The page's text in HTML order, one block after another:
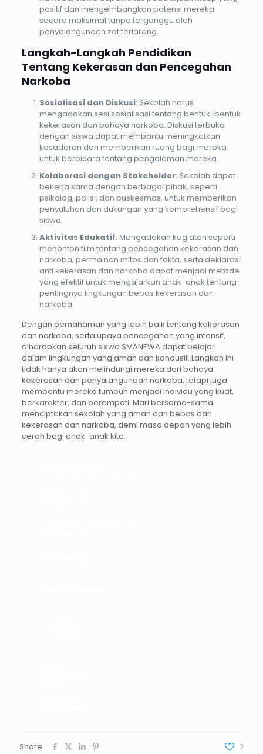
positif dan mengembangkan potensi mereka
secara maksimal tanpa terganggu oleh
penyalahgunaan zat terlarang.
Langkah-Langkah Pendidikan
Tentang Kekerasan dan Pencegahan
Narkoba
Sosialisasi dan Diskusi: Sekolah harus
mengadakan sesi sosialisasi tentang bentuk-bentuk
kekerasan dan bahaya narkoba. Diskusi terbuka
dengan siswa dapat membantu meningkatkan
kesadaran dan memberikan ruang bagi mereka
untuk berbicara tentang pengalaman mereka.
Kolaborasi dengan Stakeholder: Sekolah dapat
bekerja sama dengan berbagai pihak, seperti
psikolog, polisi, dan puskesmas, untuk memberikan
penyuluhan dan dukungan yang komprehensif bagi
siswa.
Aktivitas Edukatif: Mengadakan kegiatan seperti
menonton film tentang pencegahan kekerasan dan
narkoba, permainan mitos dan fakta, serta deklarasi
anti kekerasan dan narkoba dapat menjadi metode
yang efektif untuk mengajarkan anak-anak tentang
pentingnya lingkungan bebas kekerasan dan
narkoba.
Dengan pemahaman yang lebih baik tentang kekerasan
dan narkoba, serta upaya pencegahan yang intensif,
diharapkan seluruh siswa SMANEWA dapat belajar
dalam lingkungan yang aman dan kondusif. Langkah ini
tidak hanya akan melindungi mereka dari bahaya
kekerasan dan penyalahgunaan narkoba, tetapi juga
membantu mereka tumbuh menjadi individu yang kuat,
berkarakter, dan berempati. Mari bersama-sama
menciptakan sekolah yang aman dan bebas dari
kekerasan dan narkoba, demi masa depan yang lebih
cerah bagi anak-anak kita.
Share 0